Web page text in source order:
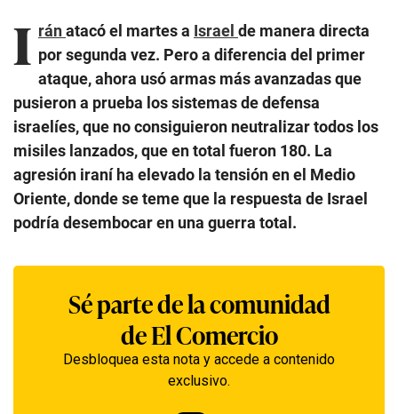
I ránatacó el martes a Israel de manera directa
por segunda vez. Pero a diferencia del primer
ataque, ahora usó armas más avanzadas que
pusieron a prueba los sistemas de defensa
israelíes, que no consiguieron neutralizar todos los
misiles lanzados, que en total fueron 180. La
agresión iraní ha elevado la tensión en el Medio
Oriente, donde se teme que la respuesta de Israel
podría desembocar en una guerra total.